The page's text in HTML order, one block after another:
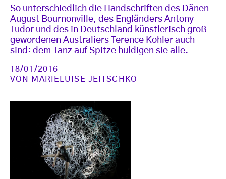
So unterschiedlich die Handschriften des Dänen
August Bournonville, des Engländers Antony
Tudor und des in Deutschland künstlerisch groß
gewordenen Australiers Terence Kohler auch
sind: dem Tanz auf Spitze huldigen sie alle.
18/01/2016
VON MARIELUISE JEITSCHKO